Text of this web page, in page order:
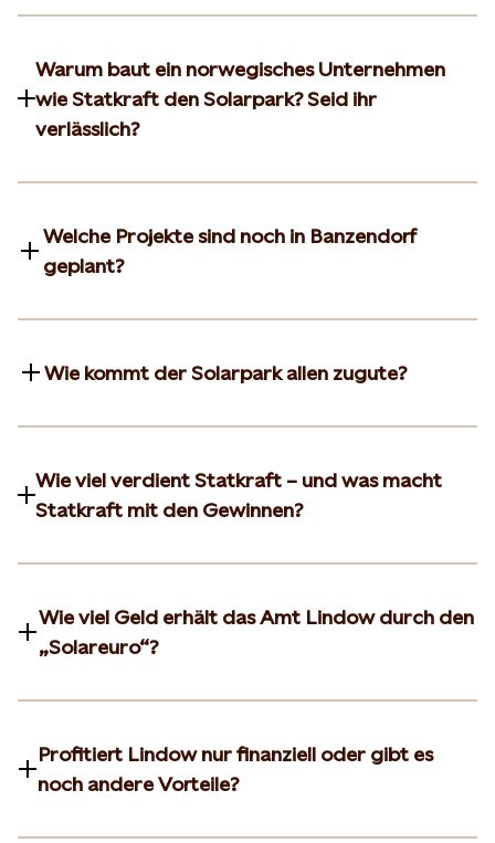
Warum baut ein norwegisches Unternehmen
wie Statkraft den Solarpark? Seid ihr
verlässlich?
Welche Projekte sind noch in Banzendorf
geplant?
Wie kommt der Solarpark allen zugute?
Wie viel verdient Statkraft – und was macht
Statkraft mit den Gewinnen?
Wie viel Geld erhält das Amt Lindow durch den
„Solareuro“?
Profitiert Lindow nur finanziell oder gibt es
noch andere Vorteile?